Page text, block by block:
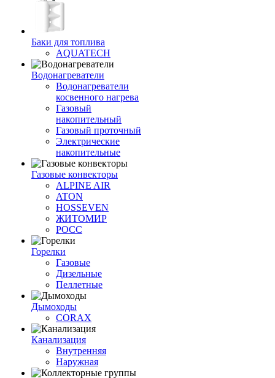
Баки для топлива
AQUATECH
Водонагреватели
Водонагреватели
косвенного нагрева
Газовый
накопительный
Газовый проточный
Электрические
накопительные
Газовые конвекторы
ALPINE AIR
ATON
HOSSEVEN
ЖИТОМИР
РОСС
Горелки
Газовые
Дизельные
Пеллетные
Дымоходы
CORAX
Канализация
Внутренняя
Наружная